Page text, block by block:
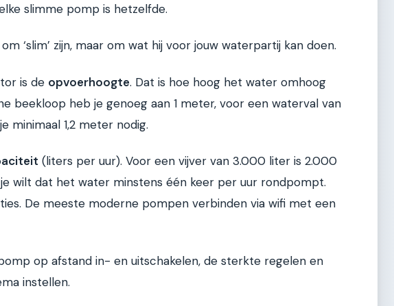
slimme pomp is hetzelfde.
‘slim’ zijn, maar om wat hij voor jouw waterpartij kan doen.
is de opvoerhoogte. Dat is hoe hoog het water omhoog
beekloop heb je genoeg aan 1 meter, voor een waterval van
minimaal 1,2 meter nodig.
(liters per uur). Voor een vijver van 3.000 liter is 2.000
wilt dat het water minstens één keer per uur rondpompt.
De meeste moderne pompen verbinden via wifi met een
op afstand in- en uitschakelen, de sterkte regelen en
instellen.